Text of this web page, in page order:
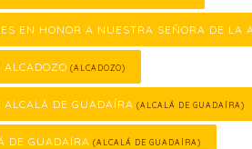
EN HONOR A NUESTRA SEÑORA DE LA
(ALCADOZO)
DE GUADAÍRA (ALCALÁ DE GUADAÍRA)
DE GUADAÍRA (ALCALÁ DE GUADAÍRA)